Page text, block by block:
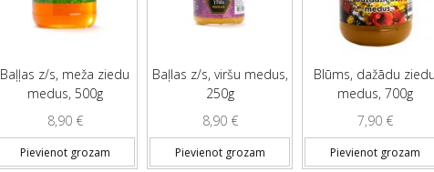
Baļļas z/s, meža ziedu
medus, 500g
8,90 €
Pievienot grozam
Baļlas z/s, viršu medus,
250g
8,90 €
Pievienot grozam
Blūms, dažādu
medus, 700g
7,90 €
Pievienot grozam